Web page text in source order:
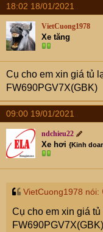
18:02 18/01/2021
VietCuong1978
Xe tăng
Cụ cho em xin giá tủ
FW690PGV7X(GBK)
09:00 19/01/2021
ndchieu22
Xe hơi {Kinh
VietCuong1978 nói:
Cụ cho em xin giá
FW690PGV7X(GBK)